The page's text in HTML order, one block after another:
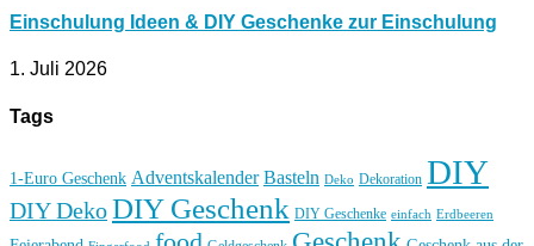
Einschulung Ideen & DIY Geschenke zur Einschulung
1. Juli 2026
Tags
1-Euro Geschenk Adventskalender Basteln Deko Dekoration DIY
DIY DekoDIY Geschenk DIY Geschenke einfach Erdbeeren